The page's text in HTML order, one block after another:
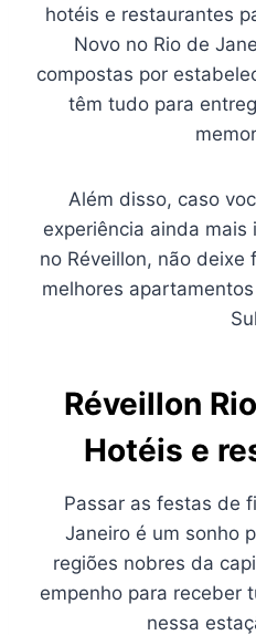
hotéis e restaurantes
Novo no Rio de
compostas por
têm tudo para
Além disso, caso
experiência ainda mais
no Réveillon, não deixe
melhores
Réveillon
Hotéis e
Passar as festas de
Janeiro é um sonho
regiões nobres da
empenho para receber
nessa